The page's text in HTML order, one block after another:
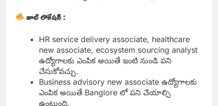
జాబ్ లొకేషన్ :
HR service delivery associate, healthcare
new associate, ecosystem sourcing analyst
ఉద్యోగాలకు ఎంపిక అయితే ఇంటి నుండి పని
చేసుకోవచ్చు.
Business advisory new associate ఉద్యోగాలకు
ఎంపిక అయితే Banglore లో పని చేయాల్సి
ఉంటుంది.